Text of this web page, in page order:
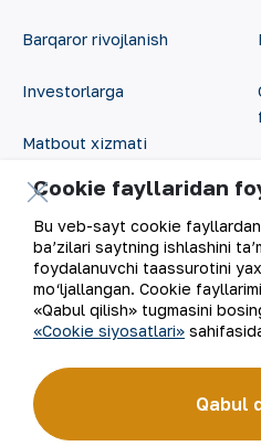
Barqaror rivojlanish
Investorlarga
Matbout xizmati
Karyera
Raqamli hukumat
©2026
Cookie fayllaridan
Bu veb-sayt cookie
ba’zilari saytning ishlashini
foydalanuvchi taassurotini
mo‘ljallangan. Cookie
«Qabul qilish» tugmasini
«Cookie siyosatlari»
Qabul